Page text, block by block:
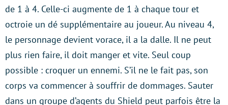
de 1 à 4. Celle-ci augmente de 1 à chaque tour et
octroie un dé supplémentaire au joueur. Au niveau 4,
le personnage devient vorace, il a la dalle. Il ne peut
plus rien faire, il doit manger et vite. Seul coup
possible : croquer un ennemi. S’il ne le fait pas, son
corps va commencer à souffrir de dommages. Sauter
dans un groupe d’agents du Shield peut parfois être la